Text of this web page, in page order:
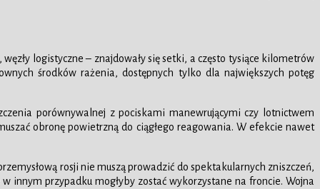
logistyczne – znajdowały się setki, a często tysiące kilometrów
środków rażenia, dostępnych tylko dla największych potęg
porównywalnej z pociskami manewrującymi czy lotnictwem
obronę powietrzną do ciągłego reagowania. W efekcie nawet
rosji nie muszą prowadzić do spektakularnych zniszczeń,
innym przypadku mogłyby zostać wykorzystane na froncie. Wojna